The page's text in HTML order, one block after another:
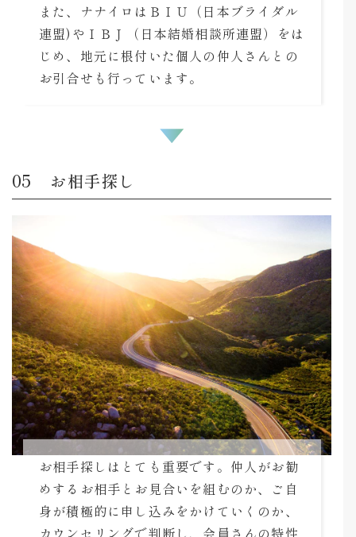
また、ナナイロはＢＩＵ（日本ブライダル
連盟)やＩＢＪ（日本結婚相談所連盟）をは
じめ、地元に根付いた個人の仲人さんとの
お引合せも行っています。
お相手探し
お相手探しはとても重要です。仲人がお勧
めするお相手とお見合いを組むのか、ご自
身が積極的に申し込みをかけていくのか、
カウンセリングで判断し、会員さんの特性